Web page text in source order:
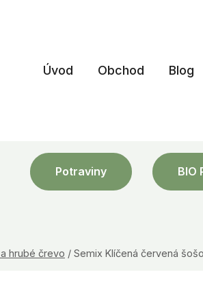
Úvod Obchod Blog
Potraviny BIO
hrubé črevo / Semix Klíčená červená